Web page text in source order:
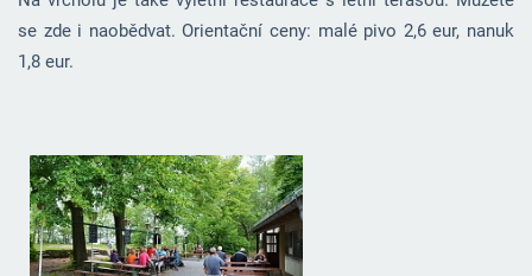
se zde i naobědvat. Orientační ceny: malé pivo 2,6 eur, nanuk
1,8 eur.